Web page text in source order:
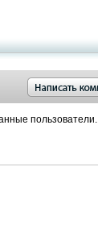
пользователи.